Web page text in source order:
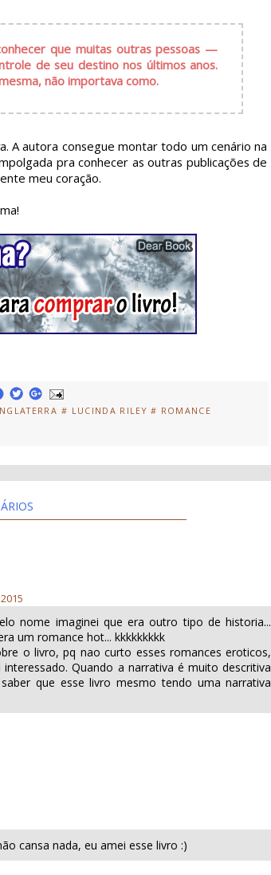
que muitas outras pessoas —
de seu destino nos últimos anos.
não importava como.
A autora consegue montar todo um cenário na
pra conhecer as outras publicações de
meu coração.
# LUCINDA RILEY # ROMANCE
nome imaginei que era outro tipo de historia...
um romance hot... kkkkkkkkk
o livro, pq nao curto esses romances eroticos,
Quando a narrativa é muito descritiva
que esse livro mesmo tendo uma narrativa
cansa nada, eu amei esse livro :)